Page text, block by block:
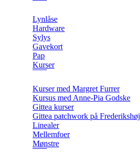
Lynlåse
Hardware
Sylys
Gavekort
Pap
Kurser
Kurser med Margret Furrer
Kursus med Anne-Pia Godske
Gittea kurser
Gittea patchwork på Frederikshøj
Linealer
Mellemfoer
Mønstre